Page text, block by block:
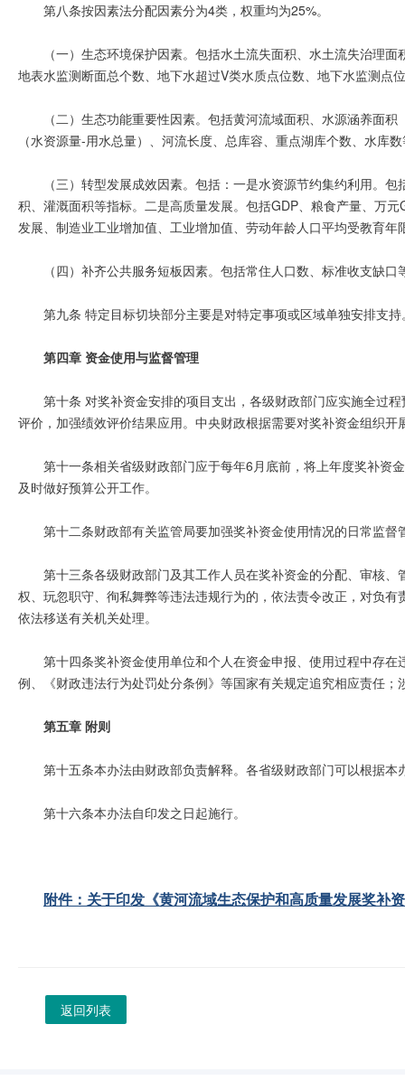
第八条按因素法分配因素分为4类，权重均为25%。
（一）生态环境保护因素。包括水土流失面积、水土流失治理
地表水监测断面总个数、地下水超过V类水质点位数、地下水监测点
（二）生态功能重要性因素。包括黄河流域面积、水源涵养面积
（水资源量-用水总量）、河流长度、总库容、重点湖库个数、水库
（三）转型发展成效因素。包括：一是水资源节约集约利用。
积、灌溉面积等指标。二是高质量发展。包括GDP、粮食产量、万
发展、制造业工业增加值、工业增加值、劳动年龄人口平均受教育年
（四）补齐公共服务短板因素。包括常住人口数、标准收支缺口
第九条 特定目标切块部分主要是对特定事项或区域单独安排支持
第四章 资金使用与监督管理
第十条 对奖补资金安排的项目支出，各级财政部门应实施全过
评价，加强绩效评价结果应用。中央财政根据需要对奖补资金组织开
第十一条相关省级财政部门应于每年6月底前，将上年度奖补资
及时做好预算公开工作。
第十二条财政部有关监管局要加强奖补资金使用情况的日常监督
第十三条各级财政部门及其工作人员在奖补资金的分配、审核
权、玩忽职守、徇私舞弊等违法违规行为的，依法责令改正，对负
依法移送有关机关处理。
第十四条奖补资金使用单位和个人在资金申报、使用过程中存
例、《财政违法行为处罚处分条例》等国家有关规定追究相应责任
第五章 附则
第十五条本办法由财政部负责解释。各省级财政部门可以根据
第十六条本办法自印发之日起施行。
附件：关于印发《黄河流域生态保护和高质量发展奖补
返回列表